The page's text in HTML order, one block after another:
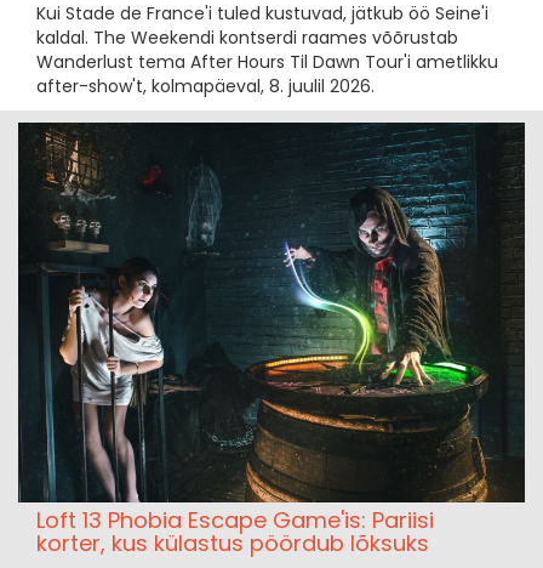
Kui Stade de France'i tuled kustuvad, jätkub öö Seine'i
kaldal. The Weekendi kontserdi raames võõrustab
Wanderlust tema After Hours Til Dawn Tour'i ametlikku
after-show't, kolmapäeval, 8. juulil 2026.
Loft 13 Phobia Escape Game'is: Pariisi
korter, kus külastus pöördub lõksuks